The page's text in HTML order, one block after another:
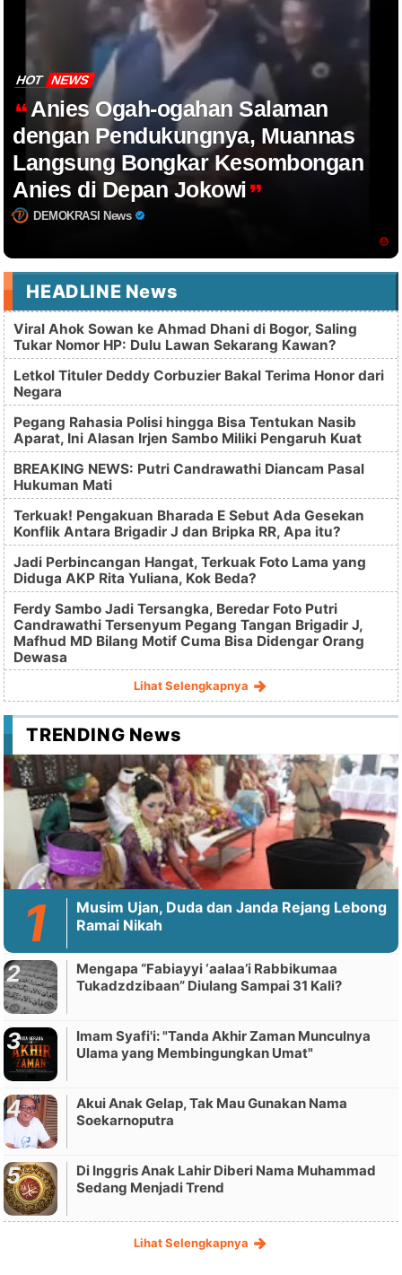
HOT NEWS
Anies Ogah-ogahan Salaman
dengan Pendukungnya, Muannas
Langsung Bongkar Kesombongan
Anies di Depan Jokowi
DEMOKRASI News
HEADLINE News
Viral Ahok Sowan ke Ahmad Dhani di Bogor, Saling
Tukar Nomor HP: Dulu Lawan Sekarang Kawan?
Letkol Tituler Deddy Corbuzier Bakal Terima Honor dari
Negara
Pegang Rahasia Polisi hingga Bisa Tentukan Nasib
Aparat, Ini Alasan Irjen Sambo Miliki Pengaruh Kuat
BREAKING NEWS: Putri Candrawathi Diancam Pasal
Hukuman Mati
Terkuak! Pengakuan Bharada E Sebut Ada Gesekan
Konflik Antara Brigadir J dan Bripka RR, Apa itu?
Jadi Perbincangan Hangat, Terkuak Foto Lama yang
Diduga AKP Rita Yuliana, Kok Beda?
Ferdy Sambo Jadi Tersangka, Beredar Foto Putri
Candrawathi Tersenyum Pegang Tangan Brigadir J,
Mafhud MD Bilang Motif Cuma Bisa Didengar Orang
Dewasa
Lihat Selengkapnya
TRENDING News
Musim Ujan, Duda dan Janda Rejang Lebong
Ramai Nikah
Mengapa “Fabiayyi ‘aalaa’i Rabbikumaa
Tukadzdzibaan” Diulang Sampai 31 Kali?
Imam Syafi'i: "Tanda Akhir Zaman Munculnya
Ulama yang Membingungkan Umat"
Akui Anak Gelap, Tak Mau Gunakan Nama
Soekarnoputra
Di Inggris Anak Lahir Diberi Nama Muhammad
Sedang Menjadi Trend
Lihat Selengkapnya